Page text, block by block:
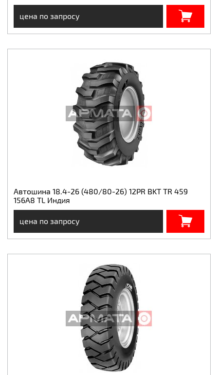
цена по запросу
Автошина 18.4-26 (480/80-26) 12PR BKT TR 459
156A8 TL Индия
цена по запросу